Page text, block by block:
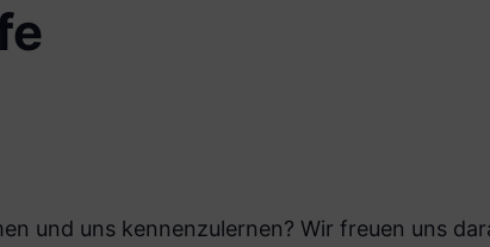
und uns kennenzulernen? Wir freuen uns